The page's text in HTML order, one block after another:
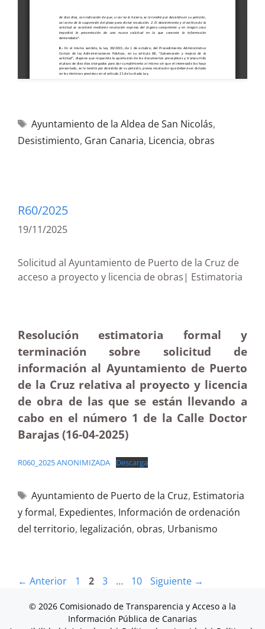
Ayuntamiento de la Aldea de San Nicolás,
Desistimiento, Gran Canaria, Licencia, obras
R60/2025
19/11/2025
Solicitud al Ayuntamiento de Puerto de la Cruz de
acceso a proyecto y licencia de obras| Estimatoria
Resolución estimatoria formal y
terminación sobre solicitud de
información al Ayuntamiento de Puerto
de la Cruz relativa al proyecto y licencia
de obra de las que se están llevando a
cabo en el número 1 de la Calle Doctor
Barajas (16-04-2025)
R060_2025 ANONIMIZADA Descarga
Ayuntamiento de Puerto de la Cruz, Estimatoria
y formal, Expedientes, Información de ordenación
del territorio, legalización, obras, Urbanismo
← Anterior 1 2 3 … 10 Siguiente →
© 2026 Comisionado de Transparencia y Acceso a la
Información Pública de Canarias